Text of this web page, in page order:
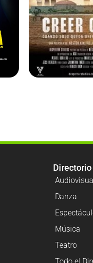
Danza
Música
Teatro
Todo el